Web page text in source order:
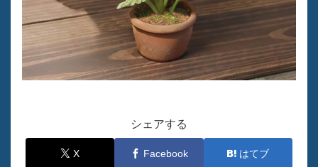
シェアする
X Facebook はてブ